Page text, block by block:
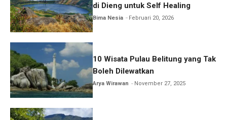
di Dieng untuk Self Healing
Bima Nesia Februari 20, 2026
10 Wisata Pulau Belitung yang Tak
Boleh Dilewatkan
Arya Wirawan November 27, 2025